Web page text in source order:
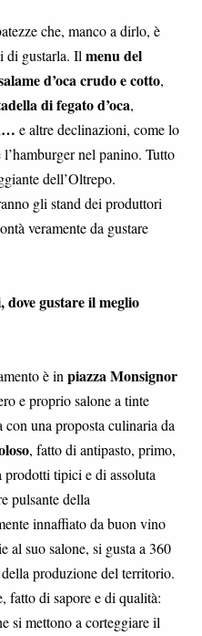
che, manco a dirlo, è
di gustarla. Il menu del
d’oca crudo e cotto,
di fegato d’oca,
e altre declinazioni, come lo
nel panino. Tutto
dell’Oltrepo.
gli stand dei produttori
veramente da gustare
dove gustare il meglio
è in piazza Monsignor
e proprio salone a tinte
con una proposta culinaria da
, fatto di antipasto, primo,
prodotti tipici e di assoluta
pulsante della
innaffiato da buon vino
al suo salone, si gusta a 360
produzione del territorio.
fatto di sapore e di qualità:
si mettono a corteggiare il